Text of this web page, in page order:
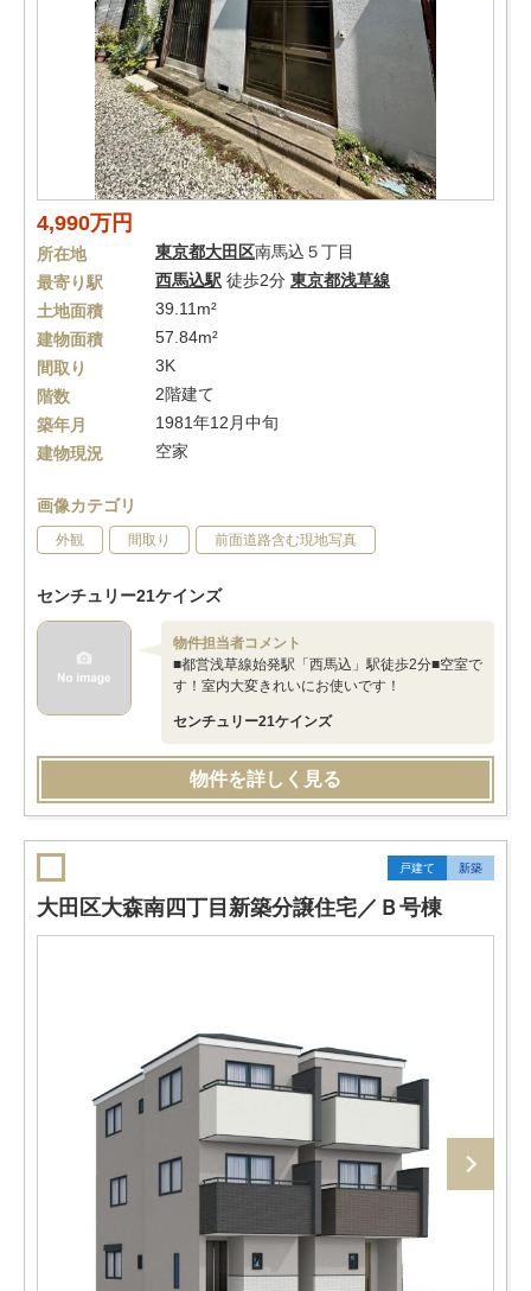
4,990万円
所在地 東京都大田区南馬込５丁目
最寄り駅
西馬込駅 徒歩2分 東京都浅草線
土地面積
39.11m²
建物面積
57.84m²
間取り
3K
階数
2階建て
築年月
1981年12月中旬
建物現況
空家
画像カテゴリ
外観 間取り 前面道路含む現地写真
センチュリー21ケインズ
物件担当者コメント
■都営浅草線始発駅「西馬込」駅徒歩2分■空室で
す！室内大変きれいにお使いです！
センチュリー21ケインズ
物件を詳しく見る
戸建て 新築
大田区大森南四丁目新築分譲住宅／Ｂ号棟